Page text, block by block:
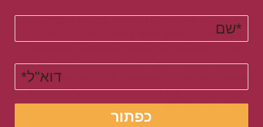
מתמודדים עם חרדות וחוסר ביטחון עצמי. וכשהחרדה
בתפקוד ובאיכות חייו של האדם, הם מסבות לו כאב רב
ומונעות ממנו את המימוש העצמי, את חדוות האושר ואת
ההצלחה בחיים. אבל אפשר אחרת גם במקרים הסבוכים
ביותר. שאלו אותי גם